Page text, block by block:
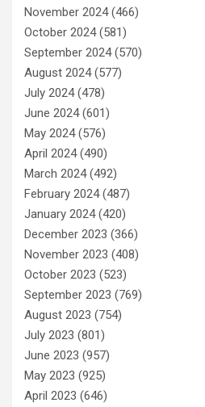
November 2024(466)
October 2024(581)
September 2024(570)
August 2024(577)
July 2024(478)
June 2024(601)
May 2024(576)
April 2024(490)
March 2024(492)
February 2024(487)
January 2024(420)
December 2023 (366)
November 2023 (408)
October 2023 (523)
September 2023 (769)
August 2023 (754)
July 2023 (801)
June 2023 (957)
May 2023 (925)
April 2023 (646)